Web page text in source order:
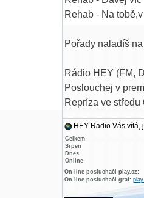
Rehab - Na
Pořady naladíš
Rádio HEY (FM,
Poslouchej v
Repríza ve středu
Rádio HEY (FM,
Poslouchej v
Repríza ve středu
Rádio HEY
HEY Radio Vás vítá,
Celkem
Srpen
Dnes
Online
On-line posluchači play.cz:
On-line posluchači graf: